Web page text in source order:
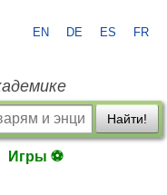
EN DE ES FR
Найти!
Игры ⚽